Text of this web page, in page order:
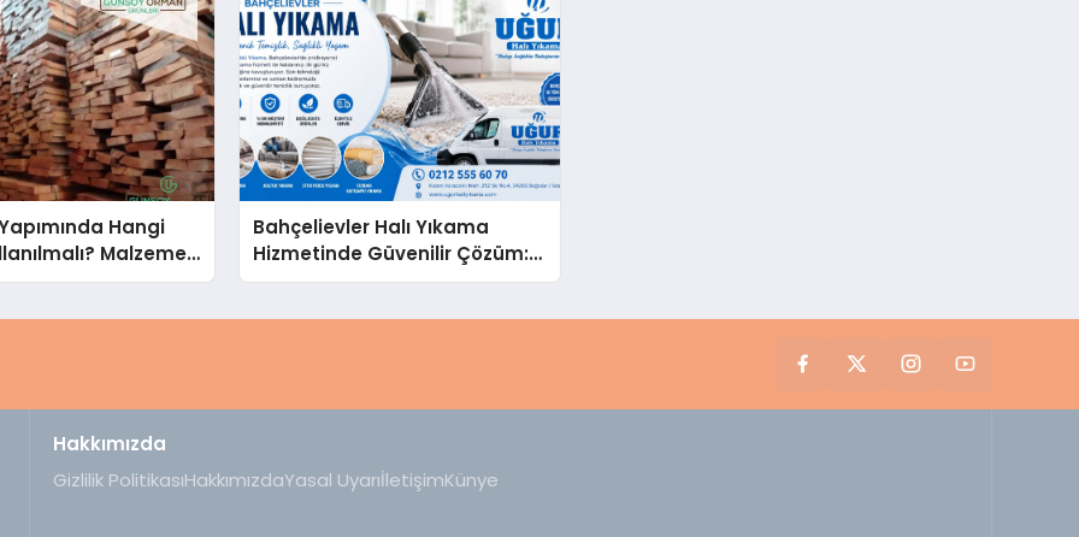
Hangi
Malzeme
Bahçelievler Halı Yıkama
Hizmetinde Güvenilir Çözüm:
Uğur Halı Yıkama
Hakkımızda
Gizlilik PolitikasıHakkımızdaYasal UyarıİletişimKünye